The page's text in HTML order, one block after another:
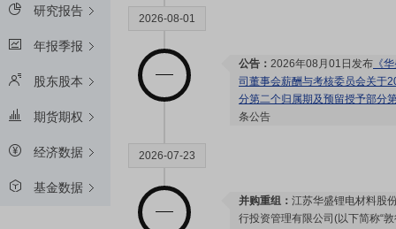
研究报告
年报季报
股东股本
期货期权
经济数据
基金数据
2026-08-01
公告： 2026年08月01日发布 《
司董事会薪酬与考核委员会关于
分第二个归属期及预留授予部分
条公告
2026-07-23
并购重组： 江苏华盛锂电材料股
行投资管理有限公司(以下简称“